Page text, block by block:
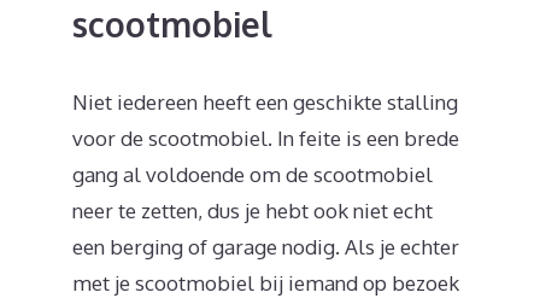
scootmobiel
Niet iedereen heeft een geschikte stalling
voor de scootmobiel. In feite is een brede
gang al voldoende om de scootmobiel
neer te zetten, dus je hebt ook niet echt
een berging of garage nodig. Als je echter
met je scootmobiel bij iemand op bezoek